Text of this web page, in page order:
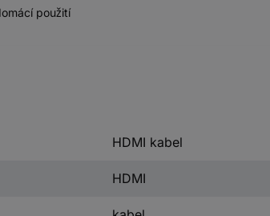
použití
HDMI kabel
HDMI